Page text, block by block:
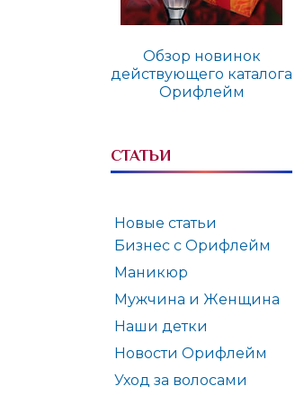
Обзор новинок
действующего каталога
Орифлейм
СТАТЬИ
Новые статьи
Бизнес с Орифлейм
Маникюр
Мужчина и Женщина
Наши детки
Новости Орифлейм
Уход за волосами